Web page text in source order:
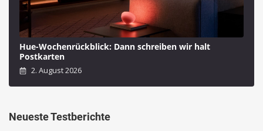
Hue-Wochenrückblick: Dann schreiben wir halt
Postkarten
2. August 2026
Neueste Testberichte